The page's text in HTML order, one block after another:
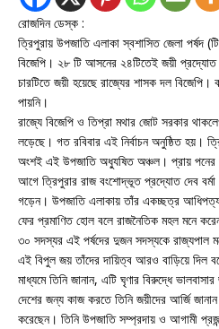
রোজদিন ডেস্ক :
ত্রিপুরায় উপজাতি এলাকা স্বশাসিত জেলা পর্ষদ
বিজেপি। ২৮ টি আসনের ২৪টিতেই জয়ী প্রদ্যোত
চারটিতে জয়ী হয়েছে রাজ্যের শাসক দল
পায়নি।
রাজ্যে বিজেপি ও তিপ্রা মথার জোট সরকার
লড়েছে। গত রবিবার এই নির্বাচন অনুষ্ঠিত হয়।
অংশই এই উপজাতি অধ্যুষিত অঞ্চল। প্রায় পনের
আগে ত্রিপুরার রাজ বংশোদ্ভূত প্রদ্যোত দেব বর্মা
গড়েন। উপজাতি এলাকায় তাঁর একচ্ছত্র আধিপত্য
ফের প্রমাণিত হোল বলে রাজনৈতিক মহল মনে
৩০ সদস্যর এই পর্ষদের দুজন সদস্যকে রাজ্যপাল
এই বিপুল জয় তাঁদের দায়িত্ব আরও বাড়িয়ে দিল
মাধ্যমে তিনি জানান, এটি ঘৃণার বিরুদ্ধে
দেশের জন্য কাজ করতে তিনি জয়ীদের আর্জি
করেছেন। তিনি উপজাতি সম্প্রদায় ও আগামী